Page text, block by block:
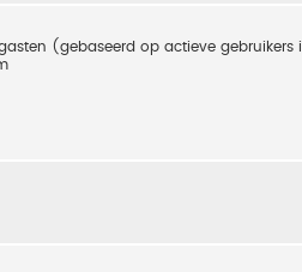
(gebaseerd op actieve